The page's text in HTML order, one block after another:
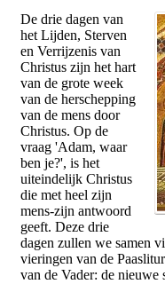
De drie dagen van
het Lijden, Sterven
en Verrijzenis van
Christus zijn het hart
van de grote week
van de herschepping
van de mens door
Christus. Op de
vraag 'Adam, waar
ben je?', is het
uiteindelijk Christus
die met heel zijn
mens-zijn antwoord
geeft. Deze drie
dagen zullen we samen
vieringen van de
van de Vader: de nieuwe